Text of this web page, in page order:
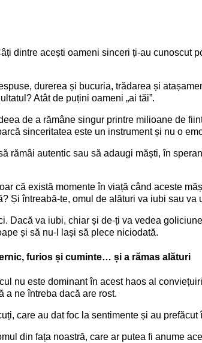
dintre acești oameni sinceri ți-au cunoscut
durerea și bucuria, trădarea și
Atât de puțini oameni „ai tăi”.
de a rămâne singur printre milioane de
sinceritatea este un instrument și nu o
rămâi autentic sau să adaugi măști, în
că există momente în viață când aceste
Și întreabă-te, omul de alături va iubi sau va
Dacă va iubi, chiar și de-ți va vedea
și să nu-l lași să plece niciodată.
furios și cuminte… și a rămas alături
nu este dominant în acest haos al
a ne întreba dacă are rost.
care au dat foc la sentimente și au
din fața noastră, care ar putea fi anume